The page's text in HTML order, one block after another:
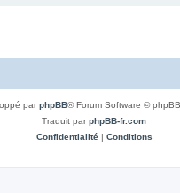
parphpBB® Forum Software ©
Traduit parphpBB-fr.com
Confidentialité| Conditions